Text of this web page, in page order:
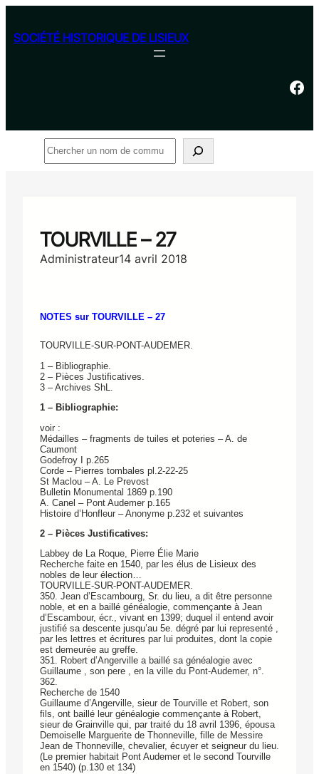
contenu
SOCIÉTÉ HISTORIQUE DE LISIEUX
Facebook
Rechercher
TOURVILLE – 27
Administrateur14 avril 2018
NOTES sur TOURVILLE – 27
TOURVILLE-SUR-PONT-AUDEMER.
1 – Bibliographie.
2 – Pièces Justificatives.
3 – Archives ShL.
1 – Bibliographie:
voir :
Médailles – fragments de tuiles et poteries – A. de
Caumont
Godefroy I p.265
Corde – Pierres tombales pl.2-22-25
St Maclou – A. Le Prevost
Bulletin Monumental 1869 p.190
A. Canel – Pont Audemer p.165
Histoire d’Honfleur – Anonyme p.232 et suivantes
2 – Pièces Justificatives:
Labbey de La Roque, Pierre Élie Marie
Recherche faite en 1540, par les élus de Lisieux des
nobles de leur élection…
TOURVILLE-SUR-PONT-AUDEMER.
350. Jean d’Escambourg, Sr. du lieu, a dit être personne
noble, et en a baillé généalogie, commençante à Jean
d’Escambour, écr., vivant en 1399; duquel il entend avoir
justifié sa descente jusqu’au 5e. dégré par lui representé ,
par les lettres et écritures par lui produites, dont la copie
est demeurée au greffe.
351. Robert d’Angerville a baillé sa généalogie avec
Guillaume , son pere , en la ville du Pont-Audemer, n°.
362.
Recherche de 1540
Guillaume d’Angerville, sieur de Tourville et Robert, son
fils, ont baillé leur généalogie commençante à Robert,
sieur de Grainville qui, par traité du 18 avril 1396, épousa
Demoiselle Marguerite de Thonneville, fille de Messire
Jean de Thonneville, chevalier, écuyer et seigneur du lieu.
(Le premier habitait Pont Audemer et le second Tourville
en 1540) (p.130 et 134)